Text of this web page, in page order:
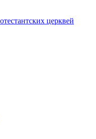
церквей